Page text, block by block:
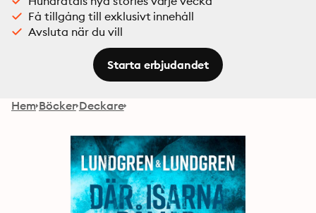
Få tillgång till exklusivt innehåll
Avsluta när du vill
Starta erbjudandet
Hem Böcker Deckare